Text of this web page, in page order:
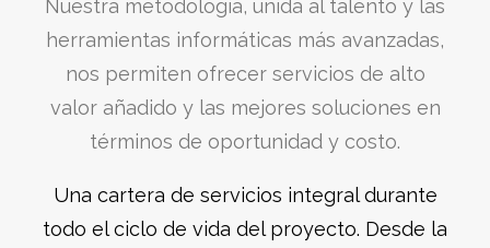
Nuestra metodología, unida al talento y las
herramientas informáticas más avanzadas,
nos permiten ofrecer servicios de alto
valor añadido y las mejores soluciones en
términos de oportunidad y costo.
Una cartera de servicios integral durante
todo el ciclo de vida del proyecto. Desde la